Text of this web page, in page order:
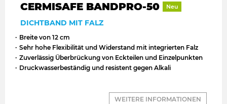
CERMISAFE BANDPRO-50 Neu
DICHTBAND MIT FALZ
Breite von 12 cm
Sehr hohe Flexibilität und Widerstand mit integrierten Falz
Zuverlässig Überbrückung von Eckteilen und Einzelpunkten
Druckwasserbeständig und resistent gegen Alkali
WEITERE INFORMATIONEN